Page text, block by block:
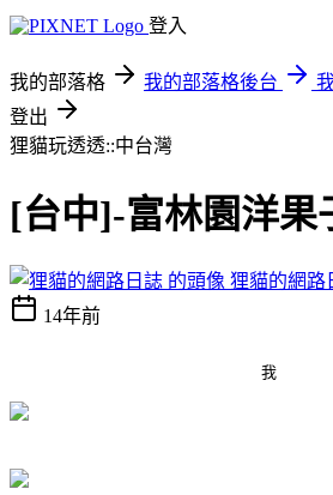
登入
我的部落格 我的部落格後台
登出
狸貓玩透透::中台灣
[台中]-富林園洋果
狸貓的網路
14年前
我